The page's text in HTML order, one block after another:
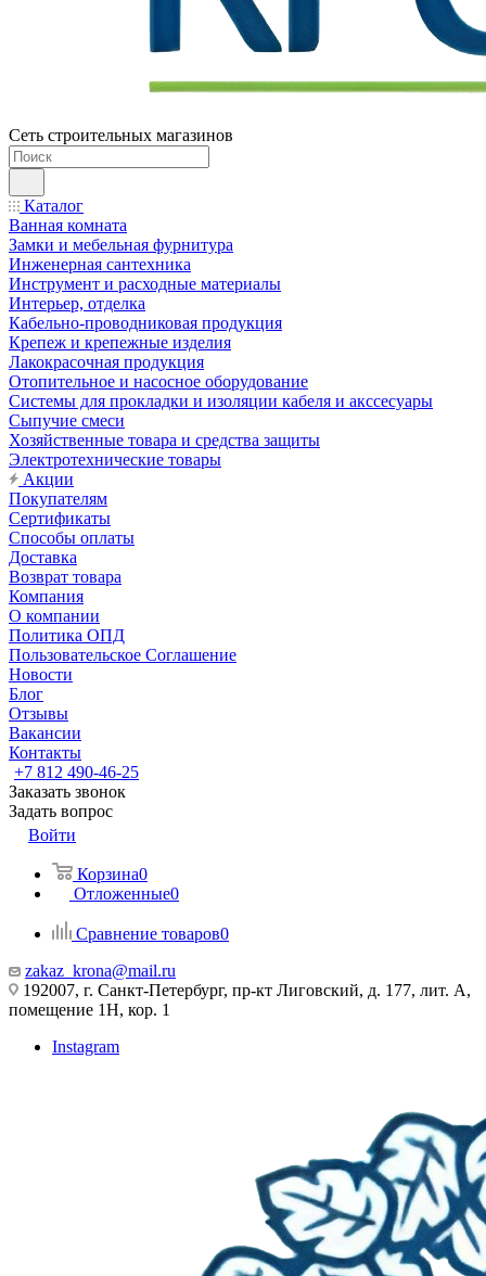
Сеть строительных магазинов
Каталог
Ванная комната
Замки и мебельная фурнитура
Инженерная сантехника
Инструмент и расходные материалы
Интерьер, отделка
Кабельно-проводниковая продукция
Крепеж и крепежные изделия
Лакокрасочная продукция
Отопительное и насосное оборудование
Системы для прокладки и изоляции кабеля и акссесуары
Сыпучие смеси
Хозяйственные товара и средства защиты
Электротехнические товары
Акции
Покупателям
Сертификаты
Способы оплаты
Доставка
Возврат товара
Компания
О компании
Политика ОПД
Пользовательское Соглашение
Новости
Блог
Отзывы
Вакансии
Контакты
+7 812 490-46-25
Заказать звонок
Задать вопрос
Войти
Корзина0
Отложенные0
Сравнение товаров0
zakaz_krona@mail.ru
192007, г. Санкт-Петербург, пр-кт Лиговский, д. 177, лит. А,
помещение 1Н, кор. 1
Instagram